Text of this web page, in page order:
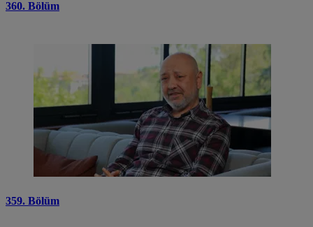
360. Bölüm
359. Bölüm